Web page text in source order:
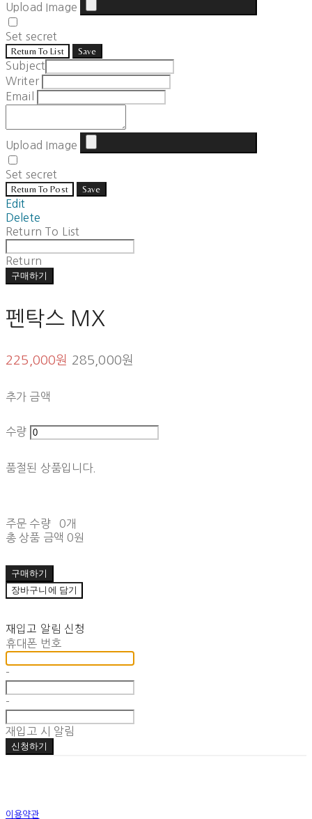
Upload Image
Set secret
Return To List Save
Subject
Writer
Email
Upload Image
Set secret
Return To Post Save
Edit
Delete
Return To List
Return
구매하기
펜탁스 MX
225,000원 285,000원
추가 금액
수량
품절된 상품입니다.
주문 수량
0개
총 상품 금액 0원
구매하기
장바구니에 담기
재입고 알림 신청
휴대폰 번호
-
-
재입고 시 알림
신청하기
이용약관